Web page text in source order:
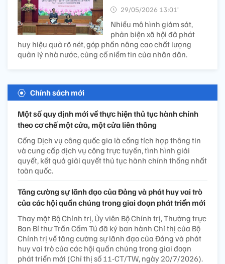
29/05/2026 13:01’
Nhiều mô hình giám sát,
phản biện xã hội đã phát
huy hiệu quả rõ nét, góp phần nâng cao chất lượng
quản lý nhà nước, củng cố niềm tin của nhân dân.
Chính sách mới
Một số quy định mới về thực hiện thủ tục hành chính
theo cơ chế một cửa, một cửa liên thông
Cổng Dịch vụ công quốc gia là cổng tích hợp thông tin
và cung cấp dịch vụ công trực tuyến, tình hình giải
quyết, kết quả giải quyết thủ tục hành chính thống nhất
toàn quốc.
Tăng cường sự lãnh đạo của Đảng và phát huy vai trò
của các hội quần chúng trong giai đoạn phát triển mới
Thay mặt Bộ Chính trị, Ủy viên Bộ Chính trị, Thường trực
Ban Bí thư Trần Cẩm Tú đã ký ban hành Chỉ thị của Bộ
Chính trị về tăng cường sự lãnh đạo của Đảng và phát
huy vai trò của các hội quần chúng trong giai đoạn
phát triển mới (Chỉ thị số 11-CT/TW, ngày 20/7/2026).